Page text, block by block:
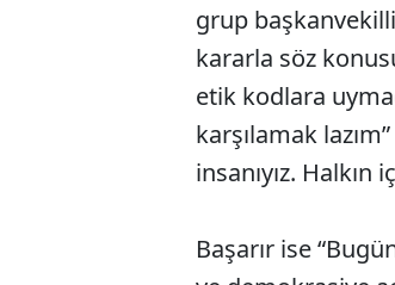
grup
kararla söz
etik kodlara
karşılamak
insanıyız.
Başarır ise